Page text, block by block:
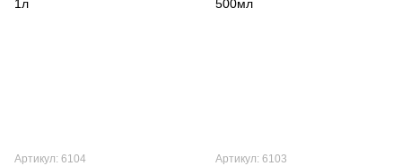
Артикул: 6104 Артикул: 6103